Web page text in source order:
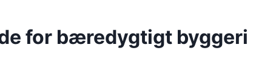
for bæredygtigt byggeri